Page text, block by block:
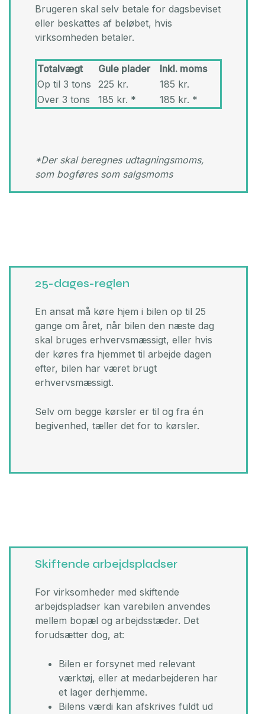
Brugeren skal selv betale for dagsbeviset
eller beskattes af beløbet, hvis
virksomheden betaler.​
Totalvægt Gule plader
Inkl. moms
Op til 3 tons
225 kr.
185 kr.
Over 3 tons
185 kr. * 185 kr. *
*Der skal beregnes udtagningsmoms,
som bogføres som salgsmoms
25-dages-reglen
En ansat må køre hjem i bilen op til 25
gange om året, når bilen den næste dag
skal bruges erhvervsmæssigt, eller hvis
der køres fra hjemmet til arbejde dagen
efter, bilen har været brugt
erhvervsmæssigt. ​
Selv om begge kørsler er til og fra én
begivenhed, tæller det for to kørsler.
Skiftende arbejdspladser
For virksomheder med skiftende
arbejdspladser kan varebilen anvendes
mellem bopæl og arbejdsstæder.​ Det
forudsætter dog, at:​
Bilen er forsynet med relevant
værktøj, eller at medarbejderen har
et lager derhjemme.​
Bilens værdi kan afskrives fuldt ud